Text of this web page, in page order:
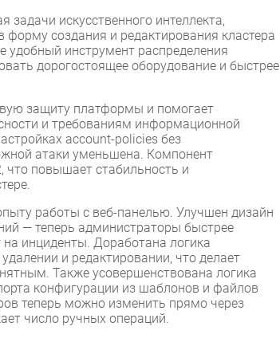
искусственного интеллекта,
создания и редактирования кластера
удобный инструмент распределения
дорогостоящее оборудование и быстрее
защиту платформы и помогает
и требованиям информационной
account-policies без
атаки уменьшена. Компонент
что повышает стабильность и
работы с веб-панелью. Улучшен дизайн
— теперь администраторы быстрее
инциденты. Доработана логика
и редактировании, что делает
Также усовершенствована логика
конфигурации из шаблонов и файлов
теперь можно изменить прямо через
число ручных операций.